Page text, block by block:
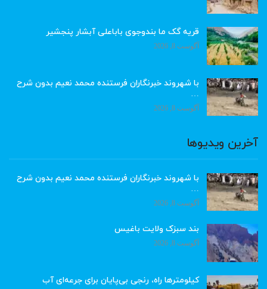
قریه گک ما بندوجوی باباعلی آبشار پنجشیر
آگوست 8, 2026
با شهروند خبرنگاران فرستنده محمد نعیم بدون شرح
…
آگوست 8, 2026
آخرین ویدیوها
با شهروند خبرنگاران فرستنده محمد نعیم بدون شرح
…
آگوست 8, 2026
بند سبزک ولایت باغیس
آگوست 8, 2026
کیلومترها راه، رنجی بی‌پایان برای جرعه‌ای آب